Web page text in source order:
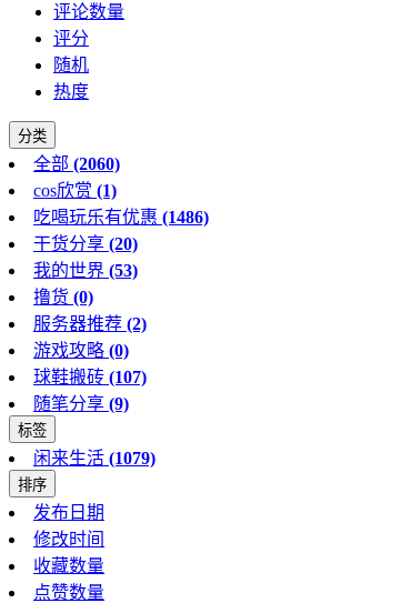
评论数量
评分
随机
热度
分类
全部 (2060)
cos欣赏 (1)
吃喝玩乐有优惠 (1486)
干货分享 (20)
我的世界 (53)
撸货 (0)
服务器推荐 (2)
游戏攻略 (0)
球鞋搬砖 (107)
随笔分享 (9)
标签
闲来生活 (1079)
排序
发布日期
修改时间
收藏数量
点赞数量